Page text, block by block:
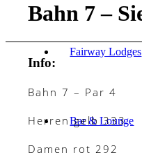
Fairway Lodges
Bar & Lounge
Bahn 7 –
Info:
Bahn 7 – Par 4
Herren gelb 333
Damen rot 292